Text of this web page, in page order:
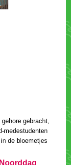
gebracht,
medestudenten
de bloemetjes